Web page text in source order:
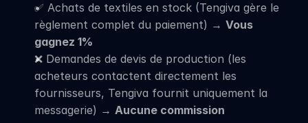
✅ Achats de textiles en stock (Tengiva gère le
règlement complet du paiement) → Vous
gagnez 1%
❌ Demandes de devis de production (les
acheteurs contactent directement les
fournisseurs, Tengiva fournit uniquement la
messagerie) → Aucune commission